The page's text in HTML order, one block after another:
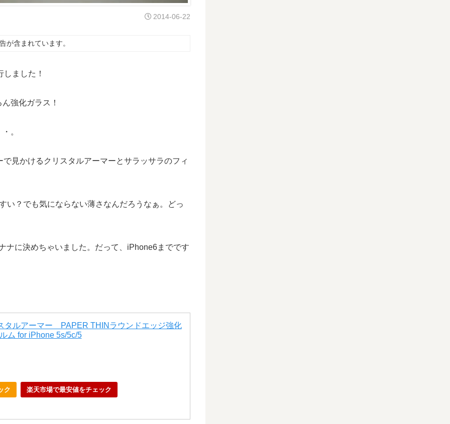
2014-06-22
が含まれています。
ました！
強化ガラス！
。
見かけるクリスタルアーマーとサラッサラのフィ
い？でも気にならない薄さなんだろうなぁ。どっ
ナに決めちゃいました。だって、iPhone6までです
タルアーマー PAPER THINラウンドエッジ強化
ム for iPhone 5s/5c/5
ク 楽天市場で最安値をチェック